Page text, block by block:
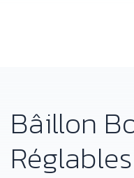
Bâillon
Réglables